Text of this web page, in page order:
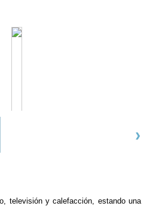
televisión y calefacción, estando una